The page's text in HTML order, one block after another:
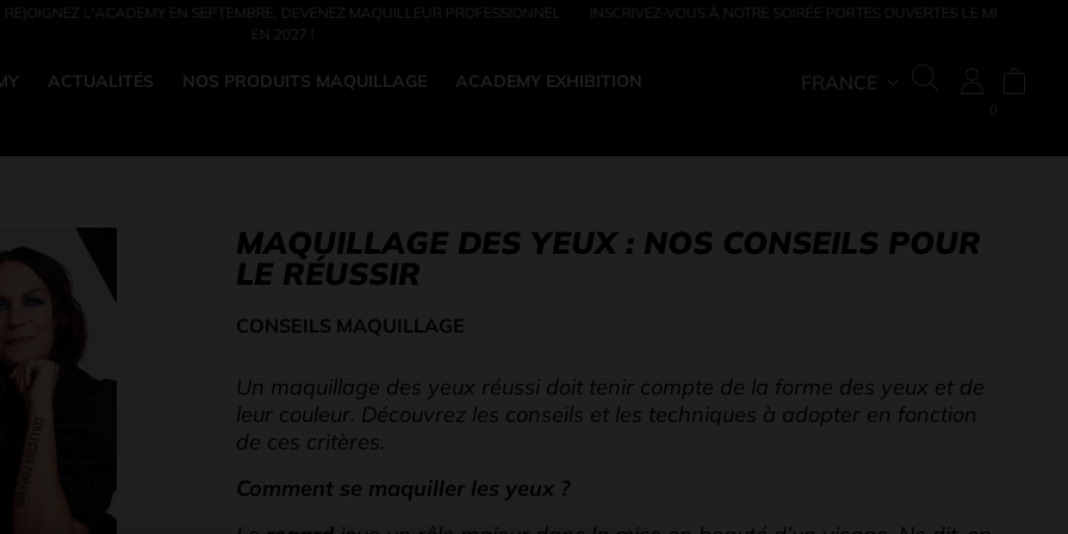
PROFESSIONNEL INSCRIVEZ-VOUS À NOTRE SOIRÉE PORTES OUVERTES LE MERCREDI 10 JUIN
BÉNÉFICIEZ DE 10% DE RÉDUCTION SUR
ACTUALITÉS NOS PRODUITS MAQUILLAGE ACADEMY EXHIBITION FRANCE
0
MAQUILLAGE DES YEUX : NOS CONSEILS POUR
LE RÉUSSIR
CONSEILS MAQUILLAGE
Un maquillage des yeux réussi doit tenir compte de la forme des yeux et de
leur couleur. Découvrez les conseils et les techniques à adopter en fonction
de ces critères.
Comment se maquiller les yeux ?